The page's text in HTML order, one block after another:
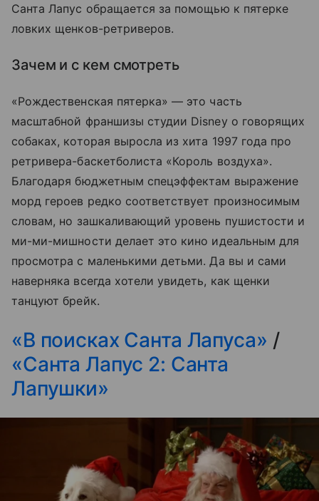
Санта Лапус обращается за помощью к пятерке
ловких щенков-ретриверов.
Зачем и с кем смотреть
«Рождественская пятерка» — это часть
масштабной франшизы студии Disney о говорящих
собаках, которая выросла из хита 1997 года про
ретривера-баскетболиста «Король воздуха».
Благодаря бюджетным спецэффектам выражение
морд героев редко соответствует произносимым
словам, но зашкаливающий уровень пушистости и
ми-ми-мишности делает это кино идеальным для
просмотра с маленькими детьми. Да вы и сами
наверняка всегда хотели увидеть, как щенки
танцуют брейк.
«В поисках Санта Лапуса» /
«Санта Лапус 2: Санта
Лапушки»